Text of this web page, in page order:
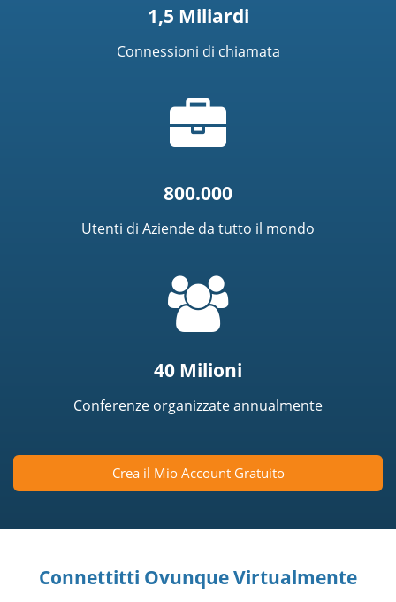
1,5 Miliardi
Connessioni di chiamata
riepilogo
800.000
Utenti di Aziende da tutto il mondo
40 Milioni
Conferenze organizzate annualmente
Crea il Mio Account Gratuito
Connettitti Ovunque Virtualmente